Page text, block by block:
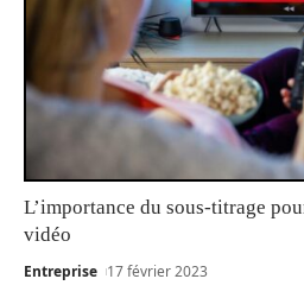
L’importance du sous-titrage
vidéo
Entreprise 17 février 2023